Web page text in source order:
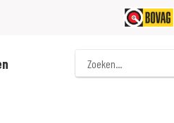
Zoeken